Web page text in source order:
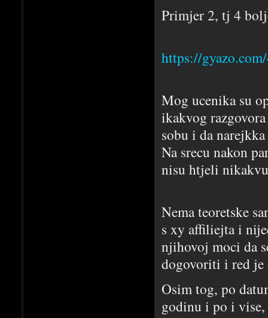
Primjer 2, tj 4
https://
Mog ucenika su
ikakvog
sobu i da
Na srecu nakon
nisu htjeli
Nema teoretske
s xy affiliejta i
njihovoj moci da
dogovoriti i red je
Osim tog, po
godinu i po i vise,